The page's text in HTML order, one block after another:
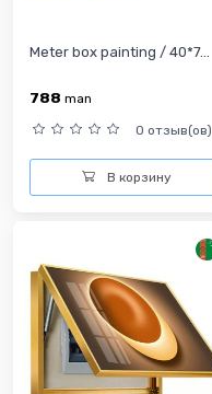
Meter box painting / 40*7...
788 man
0 отзыв(ов)
В корзину